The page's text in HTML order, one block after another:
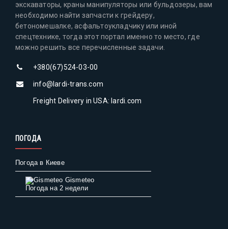
экскаваторы, краны манипуляторы или бульдозеры, вам
необходимо найти запчасти к грейдеру,
бетономешалке, асфальтоукладчику или иной
спецтехнике, тогда этот портал именно то место, где
можно решить все перечисленные задачи.
+380(67)524-03-00
info@lardi-trans.com
Freight Delivery in USA: lardi.com
ПОГОДА
Погода в Киеве
Gismeteo
Погода на 2 недели